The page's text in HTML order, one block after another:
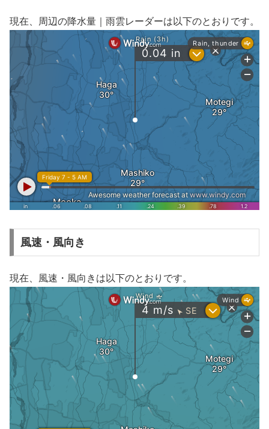
現在、周辺の降水量｜雨雲レーダーは以下のとおりです。
風速・風向き
現在、風速・風向きは以下のとおりです。